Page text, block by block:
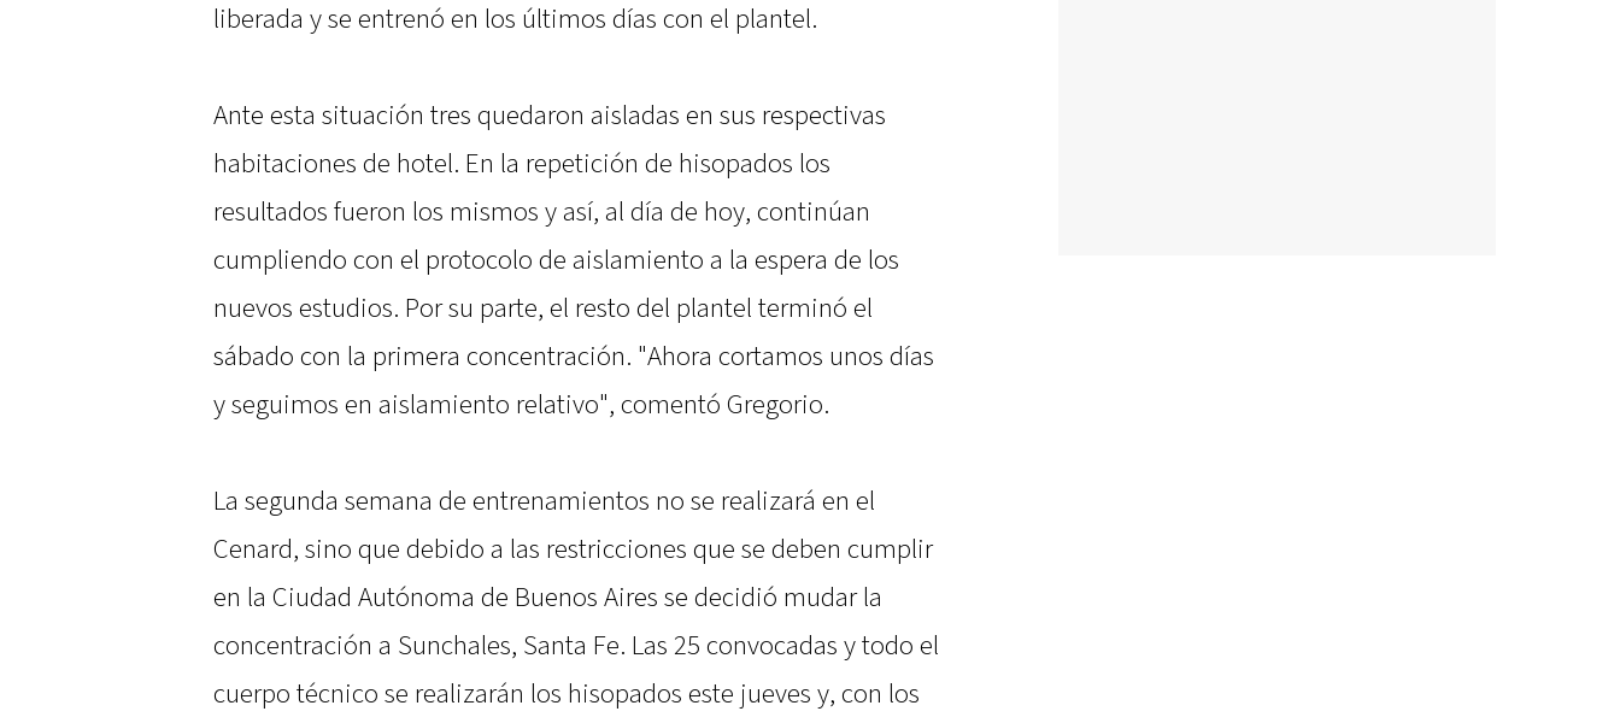
liberada y se entrenó en los últimos días con el plantel.
Ante esta situación tres quedaron aisladas en sus respectivas
habitaciones de hotel. En la repetición de hisopados los
resultados fueron los mismos y así, al día de hoy, continúan
cumpliendo con el protocolo de aislamiento a la espera de los
nuevos estudios. Por su parte, el resto del plantel terminó el
sábado con la primera concentración. "Ahora cortamos unos días
y seguimos en aislamiento relativo", comentó Gregorio.
La segunda semana de entrenamientos no se realizará en el
Cenard, sino que debido a las restricciones que se deben cumplir
en la Ciudad Autónoma de Buenos Aires se decidió mudar la
concentración a Sunchales, Santa Fe. Las 25 convocadas y todo el
cuerpo técnico se realizarán los hisopados este jueves y, con los